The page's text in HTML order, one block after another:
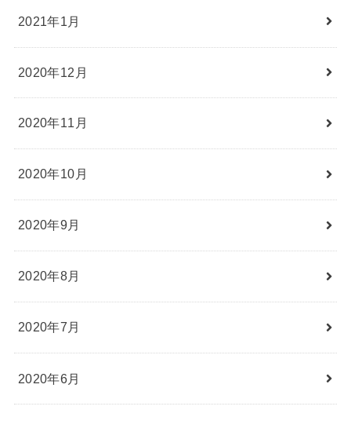
2021年1月
2020年12月
2020年11月
2020年10月
2020年9月
2020年8月
2020年7月
2020年6月